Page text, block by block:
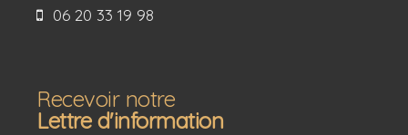
06 20 33 19 98
Recevoir notre
Lettre d'information